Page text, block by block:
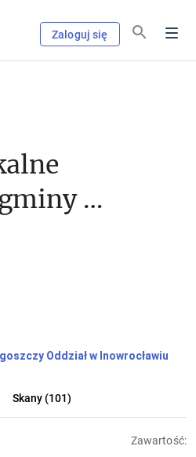
Zaloguj się
Oddział w Inowrocławiu
Skany (101)
Zawartość: